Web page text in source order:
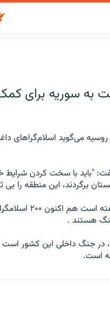
به سوریه برای
می‌گوید اسلام‌گراهای
"باید با سخت کردن شرایط
برگردند، این منطقه را بی
آندری کونین رییس سرویس
هستند .
جنگ داخلی این کشور است